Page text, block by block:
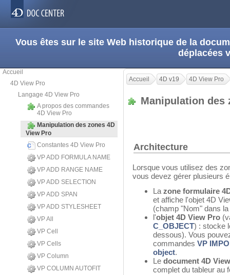
Vous êtes sur le site Web historique de la
déplacées
Accueil
4D View Pro
Langage 4D View Pro
A propos des commandes
4D View Pro
Manipulation des zones 4D
View Pro
Constantes 4D View Pro
VP ADD FORMULA NAME
VP ADD RANGE NAME
VP ADD SELECTION
VP ADD SPAN
VP ADD STYLESHEET
VP All
VP Cell
VP Cells
VP Column
VP COLUMN AUTOFIT
Accueil 4D v19 4D View Pro
Manipulation
Architecture
Lorsque vous utilisez des
vous devez gérer plusieurs
Lazone formulaire
et affiche l'objet 4D
(champ "Nom" dans
l'objet 4D View Pro
C_OBJECT) : stocke
dessous). Vous
commandes VP
object.
Le document 4D
complet du tableur au